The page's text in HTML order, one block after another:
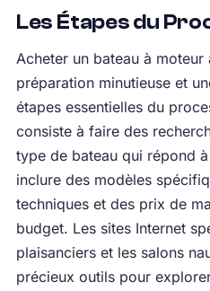
Les Étapes du
Acheter un bateau à moteur
préparation minutieuse et
étapes essentielles du
consiste à faire des
type de bateau qui répond
inclure des modèles
techniques et des prix de
budget. Les sites Internet
plaisanciers et les salons
précieux outils pour